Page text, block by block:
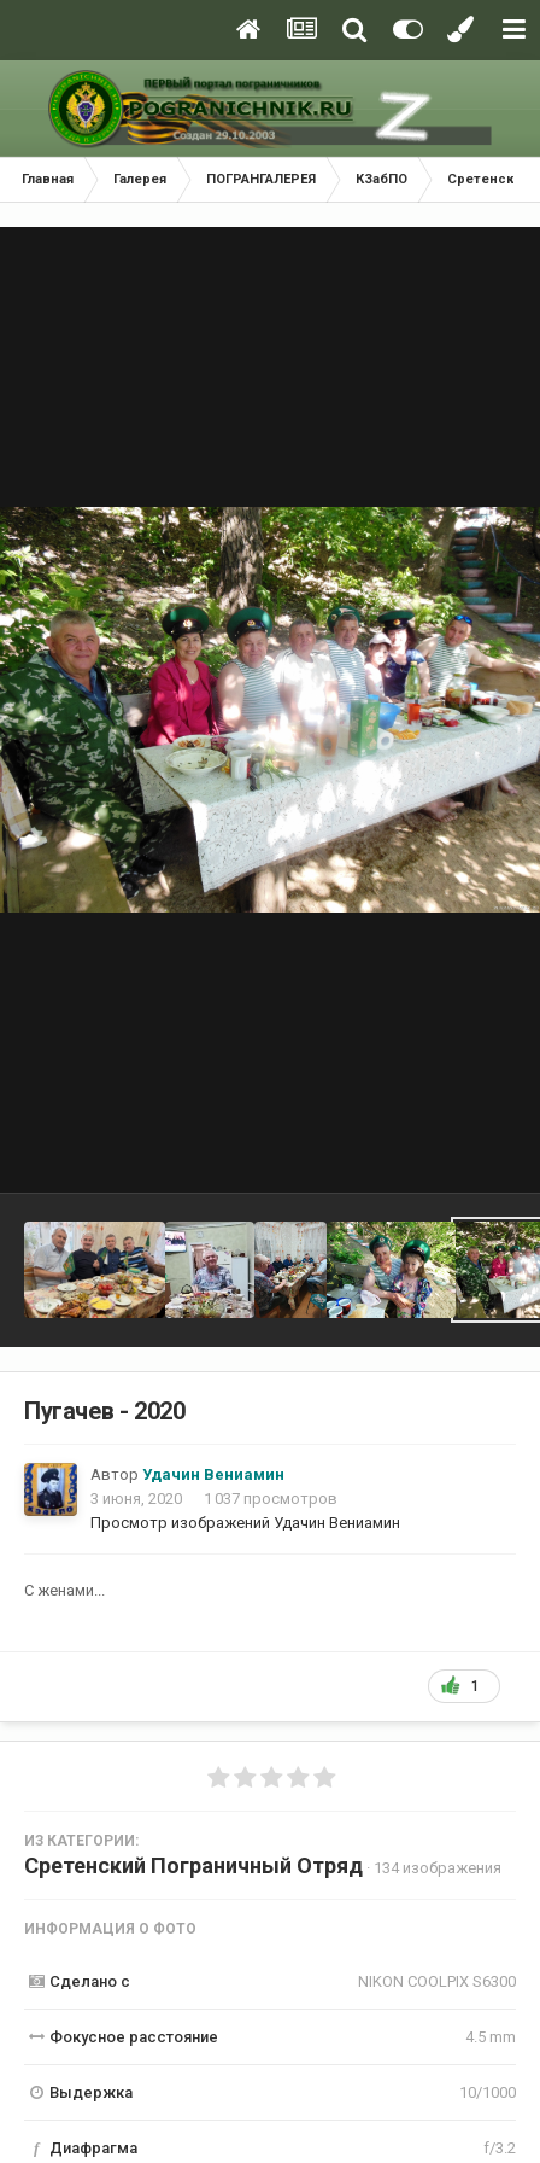
Главная Галерея ПОГРАНГАЛЕРЕЯ КЗабПО Сретенский
Пугачев - 2020
Автор Удачин Вениамин
3 июня, 2020
1 037 просмотров
Просмотр изображений Удачин Вениамин
С женами...
1
ИЗ КАТЕГОРИИ:
Сретенский Пограничный Отряд · 134 изображения
ИНФОРМАЦИЯ О ФОТО
Сделано с NIKON COOLPIX S6300
Фокусное расстояние 4.5 mm
Выдержка 10/1000
f Диафрагма f/3.2